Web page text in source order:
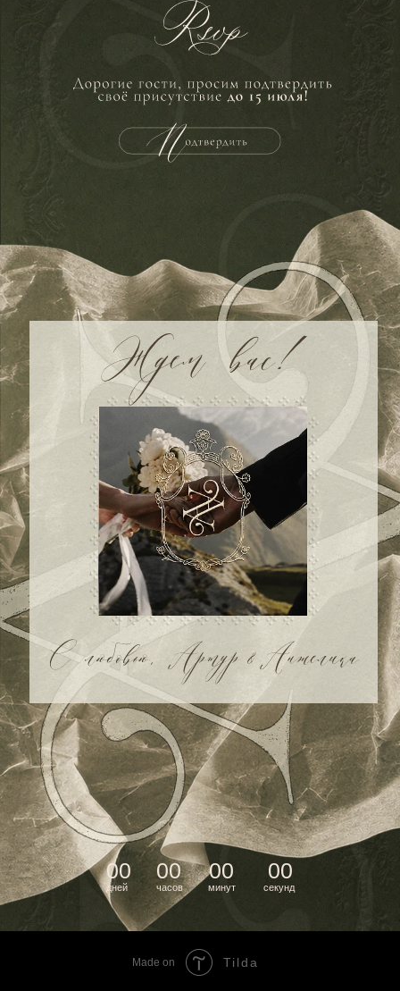
дней
00 00
минут
00
часов
Made on Tilda